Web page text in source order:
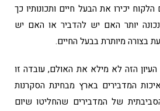
יכירו את הבעל חיים ותכונותיו כך
יותר האם יש להדביר או האם יש
בצורה מיותרת בבעל החיים.
הזה לא מילא את האולם, עובדה זו
המדבירים בארץ מבחינת הסקרנות
של המדבירים שהחליטו שיום